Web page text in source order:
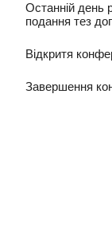
Останній день
подання тез
Відкритя
Завершення